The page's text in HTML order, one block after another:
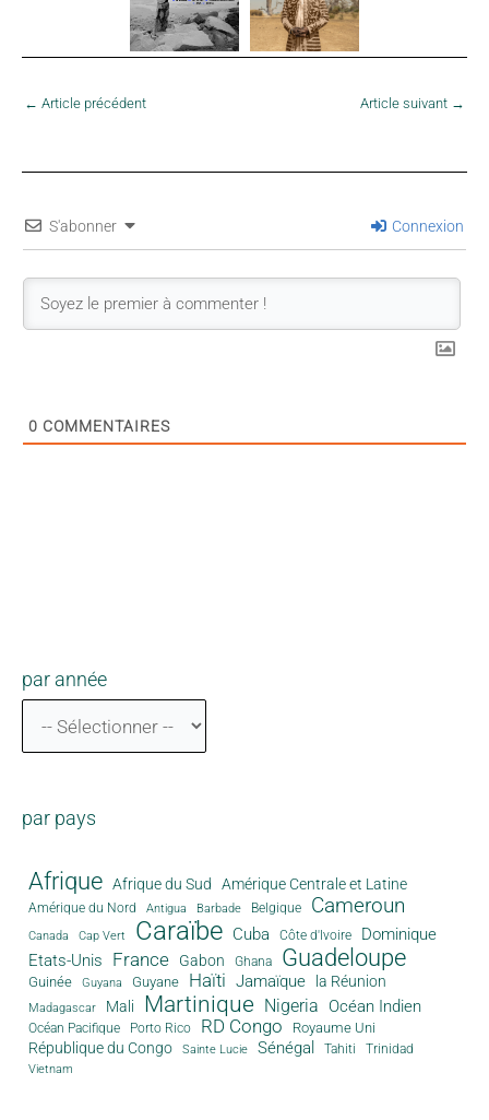
← Article précédent Article suivant →
S'abonner Connexion
0 COMMENTAIRES
par année
par pays
Afrique Afrique du Sud Amérique Centrale et Latine
Amérique du Nord Antigua Barbade Belgique Cameroun
Canada Cap Vert Caraïbe Cuba Côte d'Ivoire
Dominique
Etats-Unis
France Gabon Ghana Guadeloupe
Guinée Guyana Guyane Haïti Jamaïque la Réunion
Madagascar Mali Martinique Nigeria Océan Indien
Océan Pacifique Porto Rico RD Congo Royaume Uni
République du Congo Sainte Lucie Sénégal Tahiti Trinidad
Vietnam